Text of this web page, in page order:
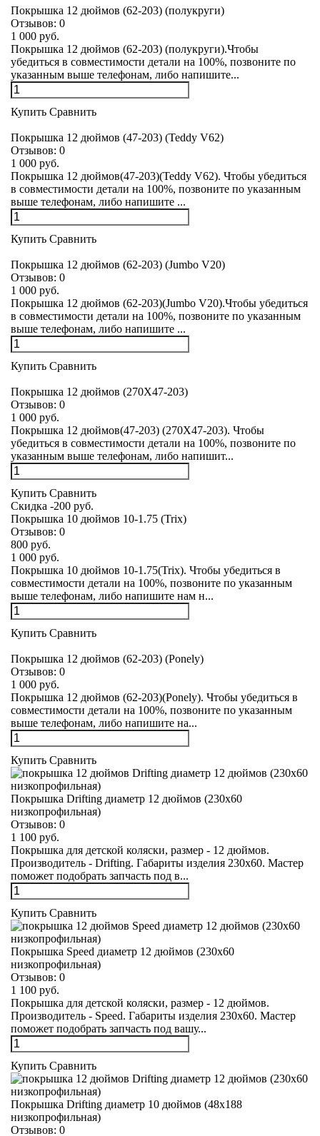
Покрышка 12 дюймов (62-203) (полукруги)
Отзывов: 0
1 000 руб.
Покрышка 12 дюймов (62-203) (полукруги).Чтобы
убедиться в совместимости детали на 100%, позвоните по
указанным выше телефонам, либо напишите...
Купить Сравнить
Покрышка 12 дюймов (47-203) (Teddy V62)
Отзывов: 0
1 000 руб.
Покрышка 12 дюймов(47-203)(Teddy V62). Чтобы убедиться
в совместимости детали на 100%, позвоните по указанным
выше телефонам, либо напишите ...
Купить Сравнить
Покрышка 12 дюймов (62-203) (Jumbo V20)
Отзывов: 0
1 000 руб.
Покрышка 12 дюймов (62-203)(Jumbo V20).Чтобы убедиться
в совместимости детали на 100%, позвоните по указанным
выше телефонам, либо напишите ...
Купить Сравнить
Покрышка 12 дюймов (270Х47-203)
Отзывов: 0
1 000 руб.
Покрышка 12 дюймов(47-203) (270Х47-203). Чтобы
убедиться в совместимости детали на 100%, позвоните по
указанным выше телефонам, либо напишит...
Купить Сравнить
Скидка -200 руб.
Покрышка 10 дюймов 10-1.75 (Trix)
Отзывов: 0
800 руб.
1 000 руб.
Покрышка 10 дюймов 10-1.75(Trix). Чтобы убедиться в
совместимости детали на 100%, позвоните по указанным
выше телефонам, либо напишите нам н...
Купить Сравнить
Покрышка 12 дюймов (62-203) (Ponely)
Отзывов: 0
1 000 руб.
Покрышка 12 дюймов (62-203)(Ponely). Чтобы убедиться в
совместимости детали на 100%, позвоните по указанным
выше телефонам, либо напишите на...
Купить Сравнить
Покрышка Drifting диаметр 12 дюймов (230х60
низкопрофильная)
Отзывов: 0
1 100 руб.
Покрышка для детской коляски, размер - 12 дюймов.
Производитель - Drifting. Габариты изделия 230х60. Мастер
поможет подобрать запчасть под в...
Купить Сравнить
Покрышка Speed диаметр 12 дюймов (230х60
низкопрофильная)
Отзывов: 0
1 100 руб.
Покрышка для детской коляски, размер - 12 дюймов.
Производитель - Speed. Габариты изделия 230х60. Мастер
поможет подобрать запчасть под вашу...
Купить Сравнить
Покрышка Drifting диаметр 10 дюймов (48х188
низкопрофильная)
Отзывов: 0